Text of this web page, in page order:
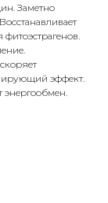
Заметно
эффект.